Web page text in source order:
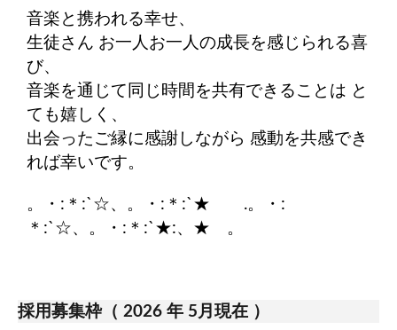
音楽と携われる幸せ、
生徒さん お一人お一人の成長を感じられる喜
び、
音楽を通じて同じ時間を共有できることは と
ても嬉しく、
出会ったご縁に感謝しながら 感動を共感でき
れば幸いです。
。・:＊:`☆、。・:＊:`★ .。・:
＊:`☆、。・:＊:`★:、★ 。
採用募集枠（ 2026 年 5月現在 ）